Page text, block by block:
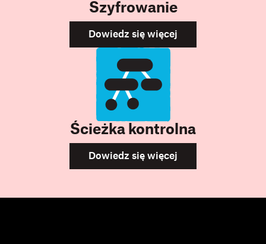
Szyfrowanie
Dowiedz się więcej
Ścieżka kontrolna
Dowiedz się więcej